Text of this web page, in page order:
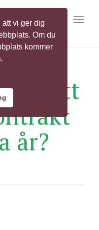
ett
år?
vi ger dig
Om du
kommer